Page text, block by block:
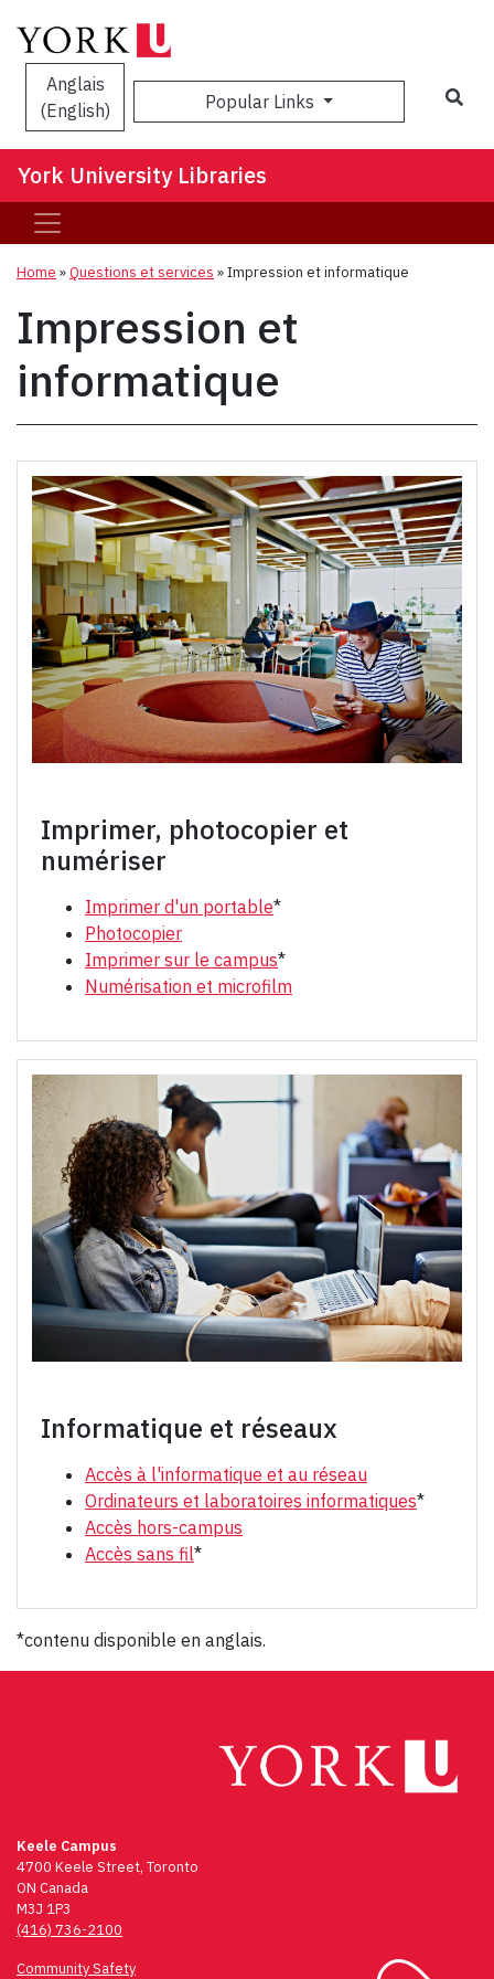
Anglais
(English)
Popular Links
York University Libraries
Home »Questions et services »Impression et informatique
Impression et
informatique
Imprimer, photocopier et
numériser
Imprimer d'un portable*
Photocopier
Imprimer sur le campus*
Numérisation et microfilm
Informatique et réseaux
Accès à l'informatique et au réseau
Ordinateurs et laboratoires informatiques*
Accès hors-campus
Accès sans fil*
*contenu disponible en anglais.
Keele Campus
4700 Keele Street, Toronto
ON Canada
M3J 1P3
(416) 736-2100
Community Safety